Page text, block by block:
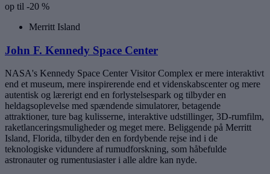
op til -20 %
Merritt Island
John F. Kennedy Space Center
NASA's Kennedy Space Center Visitor Complex er mere interaktivt
end et museum, mere inspirerende end et videnskabscenter og mere
autentisk og lærerigt end en forlystelsespark og tilbyder en
heldagsoplevelse med spændende simulatorer, betagende
attraktioner, ture bag kulisserne, interaktive udstillinger, 3D-rumfilm,
raketlanceringsmuligheder og meget mere. Beliggende på Merritt
Island, Florida, tilbyder den en fordybende rejse ind i de
teknologiske vidundere af rumudforskning, som håbefulde
astronauter og rumentusiaster i alle aldre kan nyde.